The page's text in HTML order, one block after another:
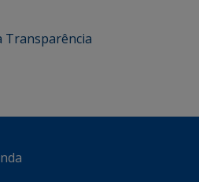
Transparência